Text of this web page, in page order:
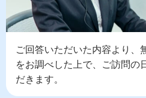
ご回答いただいた内容より、
をお調べした上で、ご訪問の
だきます。